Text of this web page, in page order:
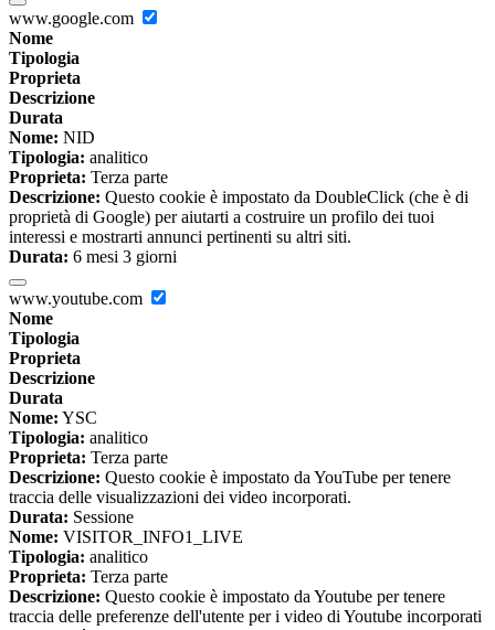
www.google.com
Nome
Tipologia
Proprieta
Descrizione
Durata
Nome: NID
Tipologia: analitico
Proprieta: Terza parte
Descrizione: Questo cookie è impostato da DoubleClick (che è di
proprietà di Google) per aiutarti a costruire un profilo dei tuoi
interessi e mostrarti annunci pertinenti su altri siti.
Durata: 6 mesi 3 giorni
www.youtube.com
Nome
Tipologia
Proprieta
Descrizione
Durata
Nome: YSC
Tipologia: analitico
Proprieta: Terza parte
Descrizione: Questo cookie è impostato da YouTube per tenere
traccia delle visualizzazioni dei video incorporati.
Durata: Sessione
Nome: VISITOR_INFO1_LIVE
Tipologia: analitico
Proprieta: Terza parte
Descrizione: Questo cookie è impostato da Youtube per tenere
traccia delle preferenze dell'utente per i video di Youtube incorporati